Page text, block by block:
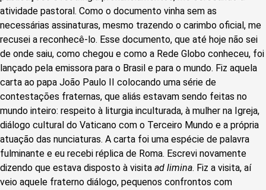
atividade pastoral. Como o documento vinha sem as
necessárias assinaturas, mesmo trazendo o carimbo oficial, me
recusei a reconhecê-lo. Esse documento, que até hoje não sei
de onde saiu, como chegou e como a Rede Globo conheceu, foi
lançado pela emissora para o Brasil e para o mundo. Fiz aquela
carta ao papa João Paulo II colocando uma série de
contestações fraternas, que aliás estavam sendo feitas no
mundo inteiro: respeito à liturgia inculturada, à mulher na Igreja,
diálogo cultural do Vaticano com o Terceiro Mundo e a própria
atuação das nunciaturas. A carta foi uma espécie de palavra
fulminante e eu recebi réplica de Roma. Escrevi novamente
dizendo que estava disposto à visita ad limina. Fiz a visita, aí
veio aquele fraterno diálogo, pequenos confrontos com